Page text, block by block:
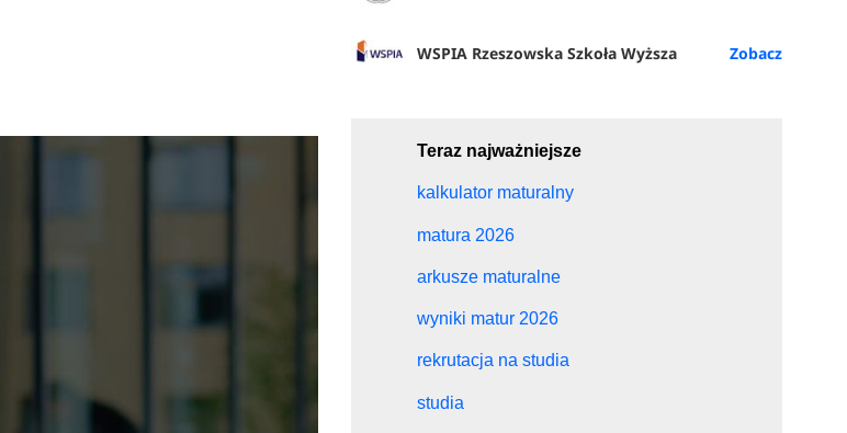
WSPIA Rzeszowska Szkoła Wyższa
Teraz najważniejsze
kalkulator maturalny
matura 2026
arkusze maturalne
wyniki matur 2026
rekrutacja na studia
studia